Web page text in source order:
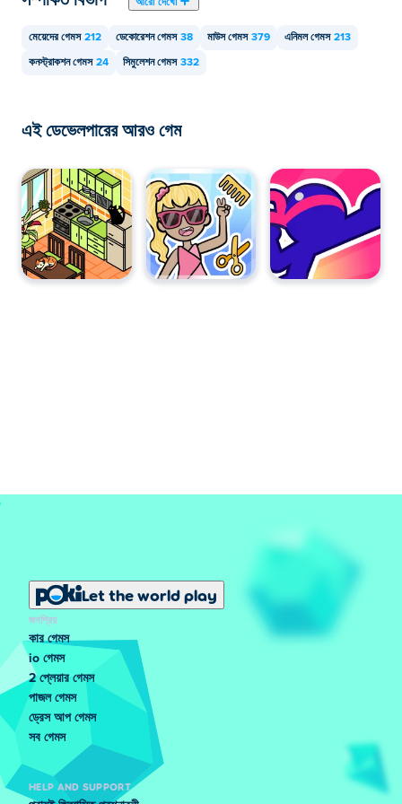
মেয়েদের গেমস 212 ডেকোরেশন গেমস 38 মাউস গেমস 379 এনিমল গেমস 213
কনস্ট্রাকশন গেমস 24 সিমুলেশন গেমস 332
এই ডেভেলপারের আরও গেম
Let the world play
জনপ্রিয়
কার গেমস
io গেমস
2 প্লেয়ার গেমস
পাজল গেমস
ড্রেস আপ গেমস
সব গেমস
HELP AND SUPPORT